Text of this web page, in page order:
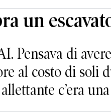
un
Pensava di
al costo di soli
c’era